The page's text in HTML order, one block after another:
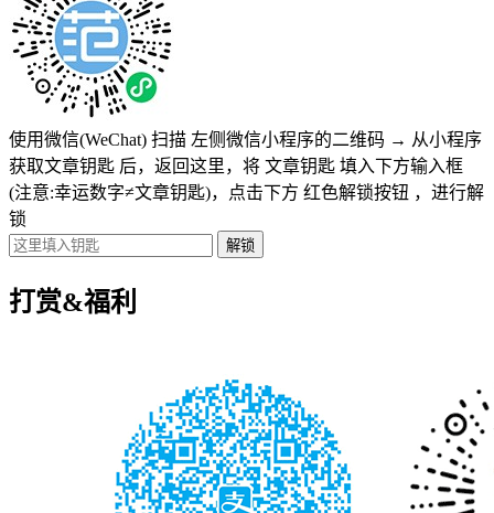
使用微信(WeChat) 扫描 左侧微信小程序的二维码 → 从小程序
获取文章钥匙 后，返回这里，将 文章钥匙 填入下方输入框
(注意:幸运数字≠文章钥匙)，点击下方 红色解锁按钮 ，进行解
锁
打赏&福利